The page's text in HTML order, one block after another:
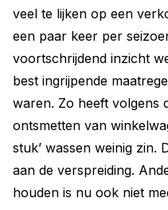
veel te lijken op een
een paar keer per
voortschrijdend inzicht
best ingrijpende
waren. Zo heeft volgens
ontsmetten van
stuk’ wassen weinig zin.
aan de verspreiding.
houden is nu ook niet